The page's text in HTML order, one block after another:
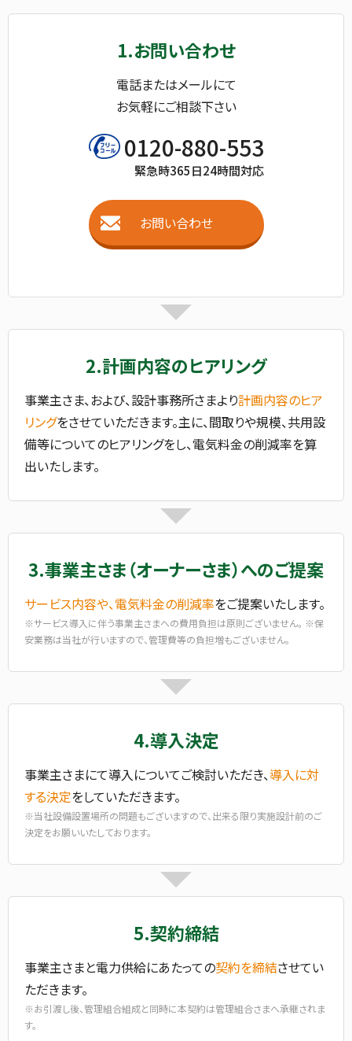
1.お問い合わせ
電話またはメールにて
お気軽にご相談下さい
0120-880-553
緊急時365日24時間対応
お問い合わせ
2.計画内容のヒアリング
事業主さま、および、設計事務所さまより計画内容のヒア
リングをさせていただきます。主に、間取りや規模、共用設
備等についてのヒアリングをし、電気料金の削減率を算
出いたします。
3.事業主さま（オーナーさま）へのご提案
サービス内容や、電気料金の削減率をご提案いたします。
※サービス導入に伴う事業主さまへの費用負担は原則ございません。 ※保
安業務は当社が行いますので、管理費等の負担増もございません。
4.導入決定
事業主さまにて導入についてご検討いただき、導入に対
する決定をしていただきます。
※当社設備設置場所の問題もございますので、出来る限り実施設計前のご
決定をお願いいたしております。
5.契約締結
事業主さまと電力供給にあたっての契約を締結させてい
ただきます。
※お引渡し後、管理組合組成と同時に本契約は管理組合さまへ承継されま
す。